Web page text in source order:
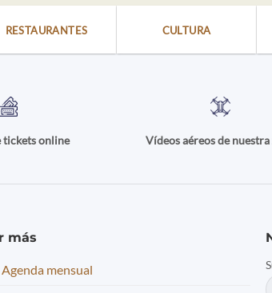
RESTAURANTES CULTURA
tickets online Vídeos aéreos de nuestra
más
Agenda mensual